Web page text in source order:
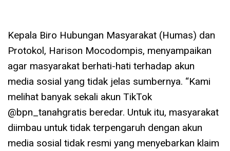
Kepala Biro Hubungan Masyarakat (Humas) dan
Protokol, Harison Mocodompis, menyampaikan
agar masyarakat berhati-hati terhadap akun
media sosial yang tidak jelas sumbernya. “Kami
melihat banyak sekali akun TikTok
@bpn_tanahgratis beredar. Untuk itu, masyarakat
diimbau untuk tidak terpengaruh dengan akun
media sosial tidak resmi yang menyebarkan klaim